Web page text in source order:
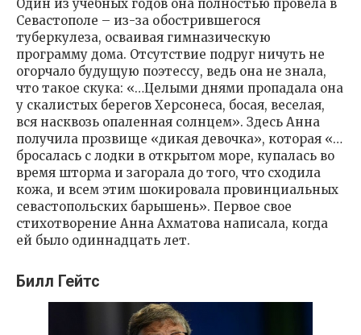
Один из учебных годов она полностью провела в
Севастополе – из-за обострившегося
туберкулеза, осваивая гимназическую
программу дома. Отсутствие подруг ничуть не
огорчало будущую поэтессу, ведь она не знала,
что такое скука: «…Целыми днями пропадала она
у скалистых берегов Херсонеса, босая, веселая,
вся насквозь опаленная солнцем». Здесь Анна
получила прозвище «дикая девочка», которая «…
бросалась с лодки в открытом море, купалась во
время шторма и загорала до того, что сходила
кожа, и всем этим шокировала провинциальных
севастопольских барышень». Первое свое
стихотворение Анна Ахматова написала, когда
ей было одиннадцать лет.
Билл Гейтс